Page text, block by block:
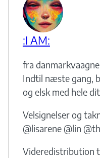
:I AM:
fra
Indtil næste gang,
og elsk med hele
Velsignelser og
@lisarene @lin
Videredistribution